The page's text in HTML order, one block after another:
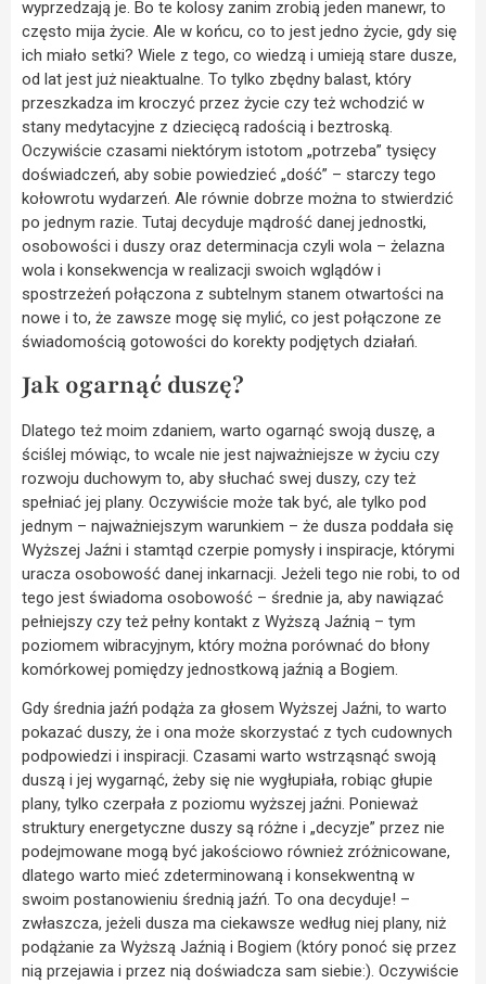
wyprzedzają je. Bo te kolosy zanim zrobią jeden manewr, to
często mija życie. Ale w końcu, co to jest jedno życie, gdy się
ich miało setki? Wiele z tego, co wiedzą i umieją stare dusze,
od lat jest już nieaktualne. To tylko zbędny balast, który
przeszkadza im kroczyć przez życie czy też wchodzić w
stany medytacyjne z dziecięcą radością i beztroską.
Oczywiście czasami niektórym istotom „potrzeba” tysięcy
doświadczeń, aby sobie powiedzieć „dość” – starczy tego
kołowrotu wydarzeń. Ale równie dobrze można to stwierdzić
po jednym razie. Tutaj decyduje mądrość danej jednostki,
osobowości i duszy oraz determinacja czyli wola – żelazna
wola i konsekwencja w realizacji swoich wglądów i
spostrzeżeń połączona z subtelnym stanem otwartości na
nowe i to, że zawsze mogę się mylić, co jest połączone ze
świadomością gotowości do korekty podjętych działań.
Jak ogarnąć duszę?
Dlatego też moim zdaniem, warto ogarnąć swoją duszę, a
ściślej mówiąc, to wcale nie jest najważniejsze w życiu czy
rozwoju duchowym to, aby słuchać swej duszy, czy też
spełniać jej plany. Oczywiście może tak być, ale tylko pod
jednym – najważniejszym warunkiem – że dusza poddała się
Wyższej Jaźni i stamtąd czerpie pomysły i inspiracje, którymi
uracza osobowość danej inkarnacji. Jeżeli tego nie robi, to od
tego jest świadoma osobowość – średnie ja, aby nawiązać
pełniejszy czy też pełny kontakt z Wyższą Jaźnią – tym
poziomem wibracyjnym, który można porównać do błony
komórkowej pomiędzy jednostkową jaźnią a Bogiem.
Gdy średnia jaźń podąża za głosem Wyższej Jaźni, to warto
pokazać duszy, że i ona może skorzystać z tych cudownych
podpowiedzi i inspiracji. Czasami warto wstrząsnąć swoją
duszą i jej wygarnąć, żeby się nie wygłupiała, robiąc głupie
plany, tylko czerpała z poziomu wyższej jaźni. Ponieważ
struktury energetyczne duszy są różne i „decyzje” przez nie
podejmowane mogą być jakościowo również zróżnicowane,
dlatego warto mieć zdeterminowaną i konsekwentną w
swoim postanowieniu średnią jaźń. To ona decyduje! –
zwłaszcza, jeżeli dusza ma ciekawsze według niej plany, niż
podążanie za Wyższą Jaźnią i Bogiem (który ponoć się przez
nią przejawia i przez nią doświadcza sam siebie:). Oczywiście